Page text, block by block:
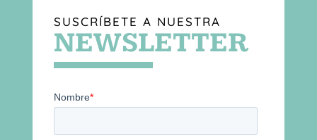
SUSCRÍBETE A NUESTRA
NEWSLETTER